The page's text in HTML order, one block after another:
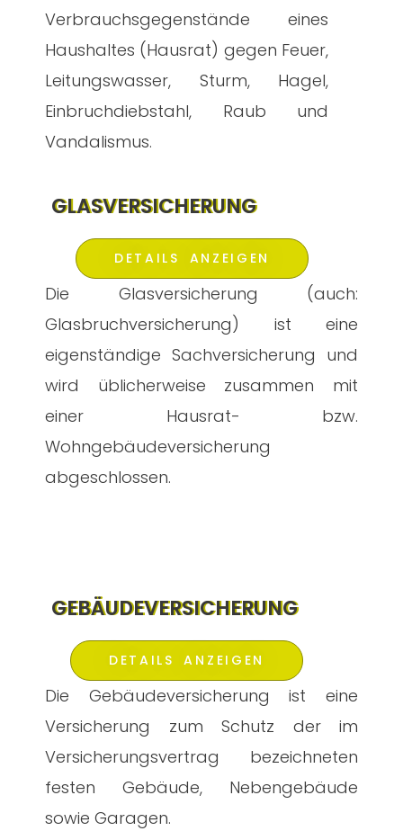
Verbrauchsgegenstände eines
Haushaltes (Hausrat) gegen Feuer,
Leitungswasser, Sturm, Hagel,
Einbruchdiebstahl, Raub und
Vandalismus.
GLASVERSICHERUNG
DETAILS ANZEIGEN
Die Glasversicherung (auch:
Glasbruchversicherung) ist eine
eigenständige Sachversicherung und
wird üblicherweise zusammen mit
einer Hausrat- bzw.
Wohngebäudeversicherung
abgeschlossen.
GEBÄUDEVERSICHERUNG
DETAILS ANZEIGEN
Die Gebäudeversicherung ist eine
Versicherung zum Schutz der im
Versicherungsvertrag bezeichneten
festen Gebäude, Nebengebäude
sowie Garagen.